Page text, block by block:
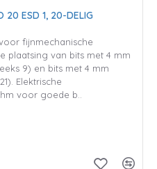
20 ESD 1, 20-DELIG
fijnmechanische
plaatsing van bits met 4 mm
9) en bits met 4 mm
Elektrische
voor goede b..